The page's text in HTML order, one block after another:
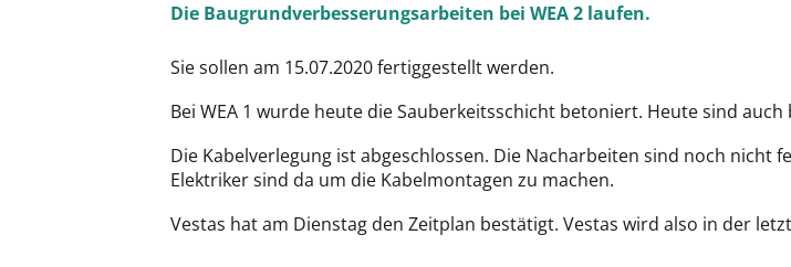
Die Baugrundverbesserungsarbeiten bei WEA 2 laufen.
Sie sollen am 15.07.2020 fertiggestellt werden.
Bei WEA 1 wurde heute die Sauberkeitsschicht betoniert. Heute sind
Die Kabelverlegung ist abgeschlossen. Die Nacharbeiten sind noch nicht
Elektriker sind da um die Kabelmontagen zu machen.
Vestas hat am Dienstag den Zeitplan bestätigt. Vestas wird also in der